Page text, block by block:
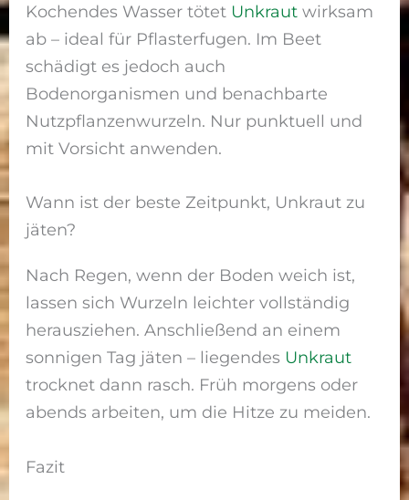
Kochendes Wasser tötet Unkraut wirksam
ab – ideal für Pflasterfugen. Im Beet
schädigt es jedoch auch
Bodenorganismen und benachbarte
Nutzpflanzenwurzeln. Nur punktuell und
mit Vorsicht anwenden.
Wann ist der beste Zeitpunkt, Unkraut zu
jäten?
Nach Regen, wenn der Boden weich ist,
lassen sich Wurzeln leichter vollständig
herausziehen. Anschließend an einem
sonnigen Tag jäten – liegendes Unkraut
trocknet dann rasch. Früh morgens oder
abends arbeiten, um die Hitze zu meiden.
Fazit